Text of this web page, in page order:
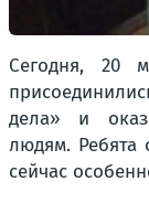
Сегодня,
дела» и
людям. Ребята
сейчас